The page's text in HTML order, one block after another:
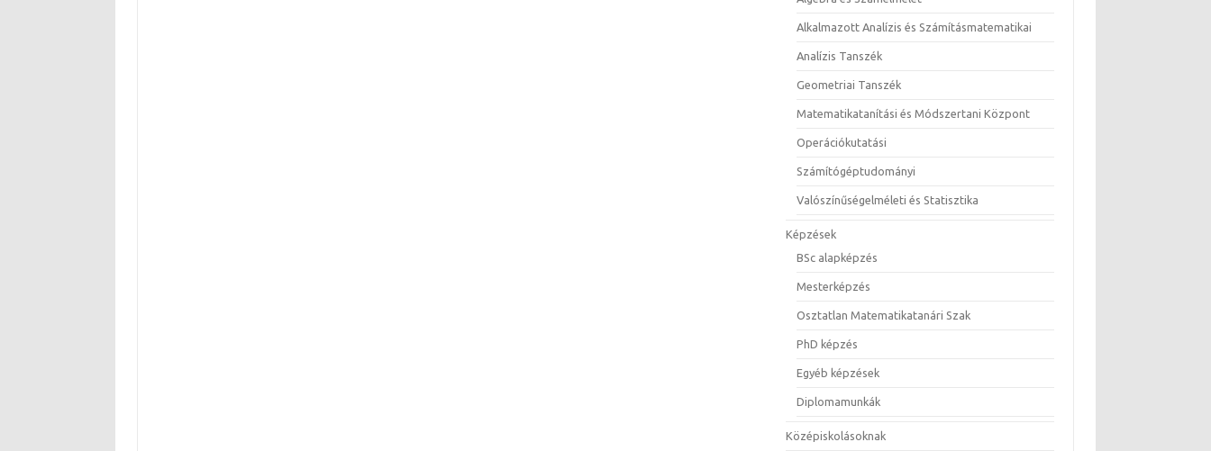
Alkalmazott Analízis és Számításmatematikai
Analízis Tanszék
Geometriai Tanszék
Matematikatanítási és Módszertani Központ
Operációkutatási
Számítógéptudományi
Valószínűségelméleti és Statisztika
Képzések
BSc alapképzés
Mesterképzés
Osztatlan Matematikatanári Szak
PhD képzés
Egyéb képzések
Diplomamunkák
Középiskolásoknak